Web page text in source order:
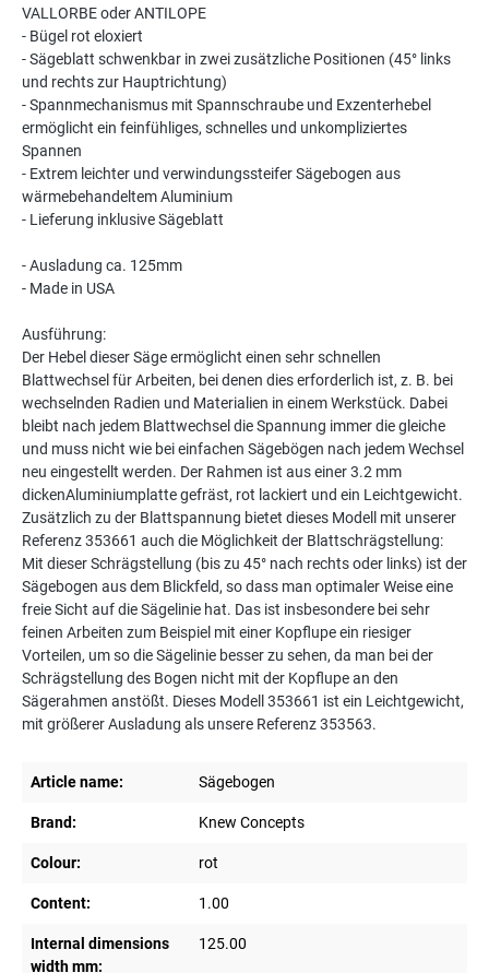
VALLORBE oder ANTILOPE
- Bügel rot eloxiert
- Sägeblatt schwenkbar in zwei zusätzliche Positionen (45° links
und rechts zur Hauptrichtung)
- Spannmechanismus mit Spannschraube und Exzenterhebel
ermöglicht ein feinfühliges, schnelles und unkompliziertes
Spannen
- Extrem leichter und verwindungssteifer Sägebogen aus
wärmebehandeltem Aluminium
- Lieferung inklusive Sägeblatt
- Ausladung ca. 125mm
- Made in USA
Ausführung:
Der Hebel dieser Säge ermöglicht einen sehr schnellen
Blattwechsel für Arbeiten, bei denen dies erforderlich ist, z. B. bei
wechselnden Radien und Materialien in einem Werkstück. Dabei
bleibt nach jedem Blattwechsel die Spannung immer die gleiche
und muss nicht wie bei einfachen Sägebögen nach jedem Wechsel
neu eingestellt werden. Der Rahmen ist aus einer 3.2 mm
dickenAluminiumplatte gefräst, rot lackiert und ein Leichtgewicht.
Zusätzlich zu der Blattspannung bietet dieses Modell mit unserer
Referenz 353661 auch die Möglichkeit der Blattschrägstellung:
Mit dieser Schrägstellung (bis zu 45° nach rechts oder links) ist der
Sägebogen aus dem Blickfeld, so dass man optimaler Weise eine
freie Sicht auf die Sägelinie hat. Das ist insbesondere bei sehr
feinen Arbeiten zum Beispiel mit einer Kopflupe ein riesiger
Vorteilen, um so die Sägelinie besser zu sehen, da man bei der
Schrägstellung des Bogen nicht mit der Kopflupe an den
Sägerahmen anstößt. Dieses Modell 353661 ist ein Leichtgewicht,
mit größerer Ausladung als unsere Referenz 353563.
Article name: Sägebogen
Brand: Knew Concepts
Colour: rot
Content: 1.00
Internal dimensions
width mm:
125.00